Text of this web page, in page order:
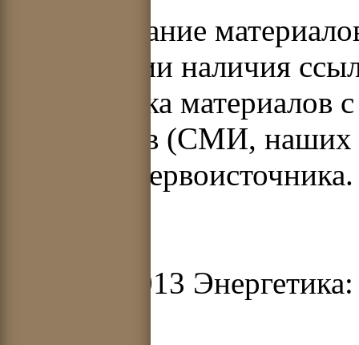
Использование
при условии наличия
Перепечатка материалов
источников (СМИ, наших
указания первоисточника.
© 2012-2013